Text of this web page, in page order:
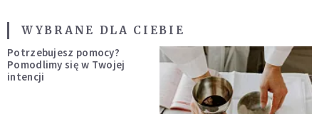
WYBRANE DLA CIEBIE
Potrzebujesz pomocy?
Pomodlimy się w Twojej
intencji